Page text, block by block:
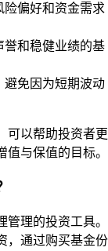
险偏好和资金需求
誉和稳健业绩的基
避免因为短期波动
可以帮助投资者更
与保值的目标。
理的投资工具。
，通过购买基金份